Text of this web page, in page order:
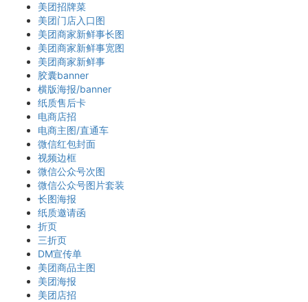
美团招牌菜
美团门店入口图
美团商家新鲜事长图
美团商家新鲜事宽图
美团商家新鲜事
胶囊banner
横版海报/banner
纸质售后卡
电商店招
电商主图/直通车
微信红包封面
视频边框
微信公众号次图
微信公众号图片套装
长图海报
纸质邀请函
折页
三折页
DM宣传单
美团商品主图
美团海报
美团店招